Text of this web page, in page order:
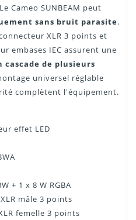
Cameo SUNBEAM peut
sans bruit parasite.
XLR 3 points et
embases IEC assurent une
de plusieurs
universel réglable
complètent l'équipement.
effet LED
+ 1 x 8 W RGBA
mâle 3 points
femelle 3 points